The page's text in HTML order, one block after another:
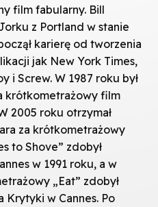
film fabularny. Bill
z Portland w stanie
karierę od tworzenia
jak New York Times,
i Screw. W 1987 roku był
krótkometrażowy film
2005 roku otrzymał
za krótkometrażowy
to Shove” zdobył
w 1991 roku, a w
„Eat” zdobył
Krytyki w Cannes. Po